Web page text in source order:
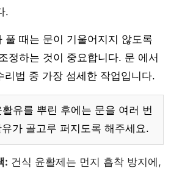
.
풀 때는 문이 기울어지지 않도록
정하는 것이 중요합니다. 문 에서
리법 중 가장 섬세한 작업입니다.
활유를 뿌린 후에는 문을 여러 번
가 골고루 퍼지도록 해주세요.
: 건식 윤활제는 먼지 흡착 방지에,